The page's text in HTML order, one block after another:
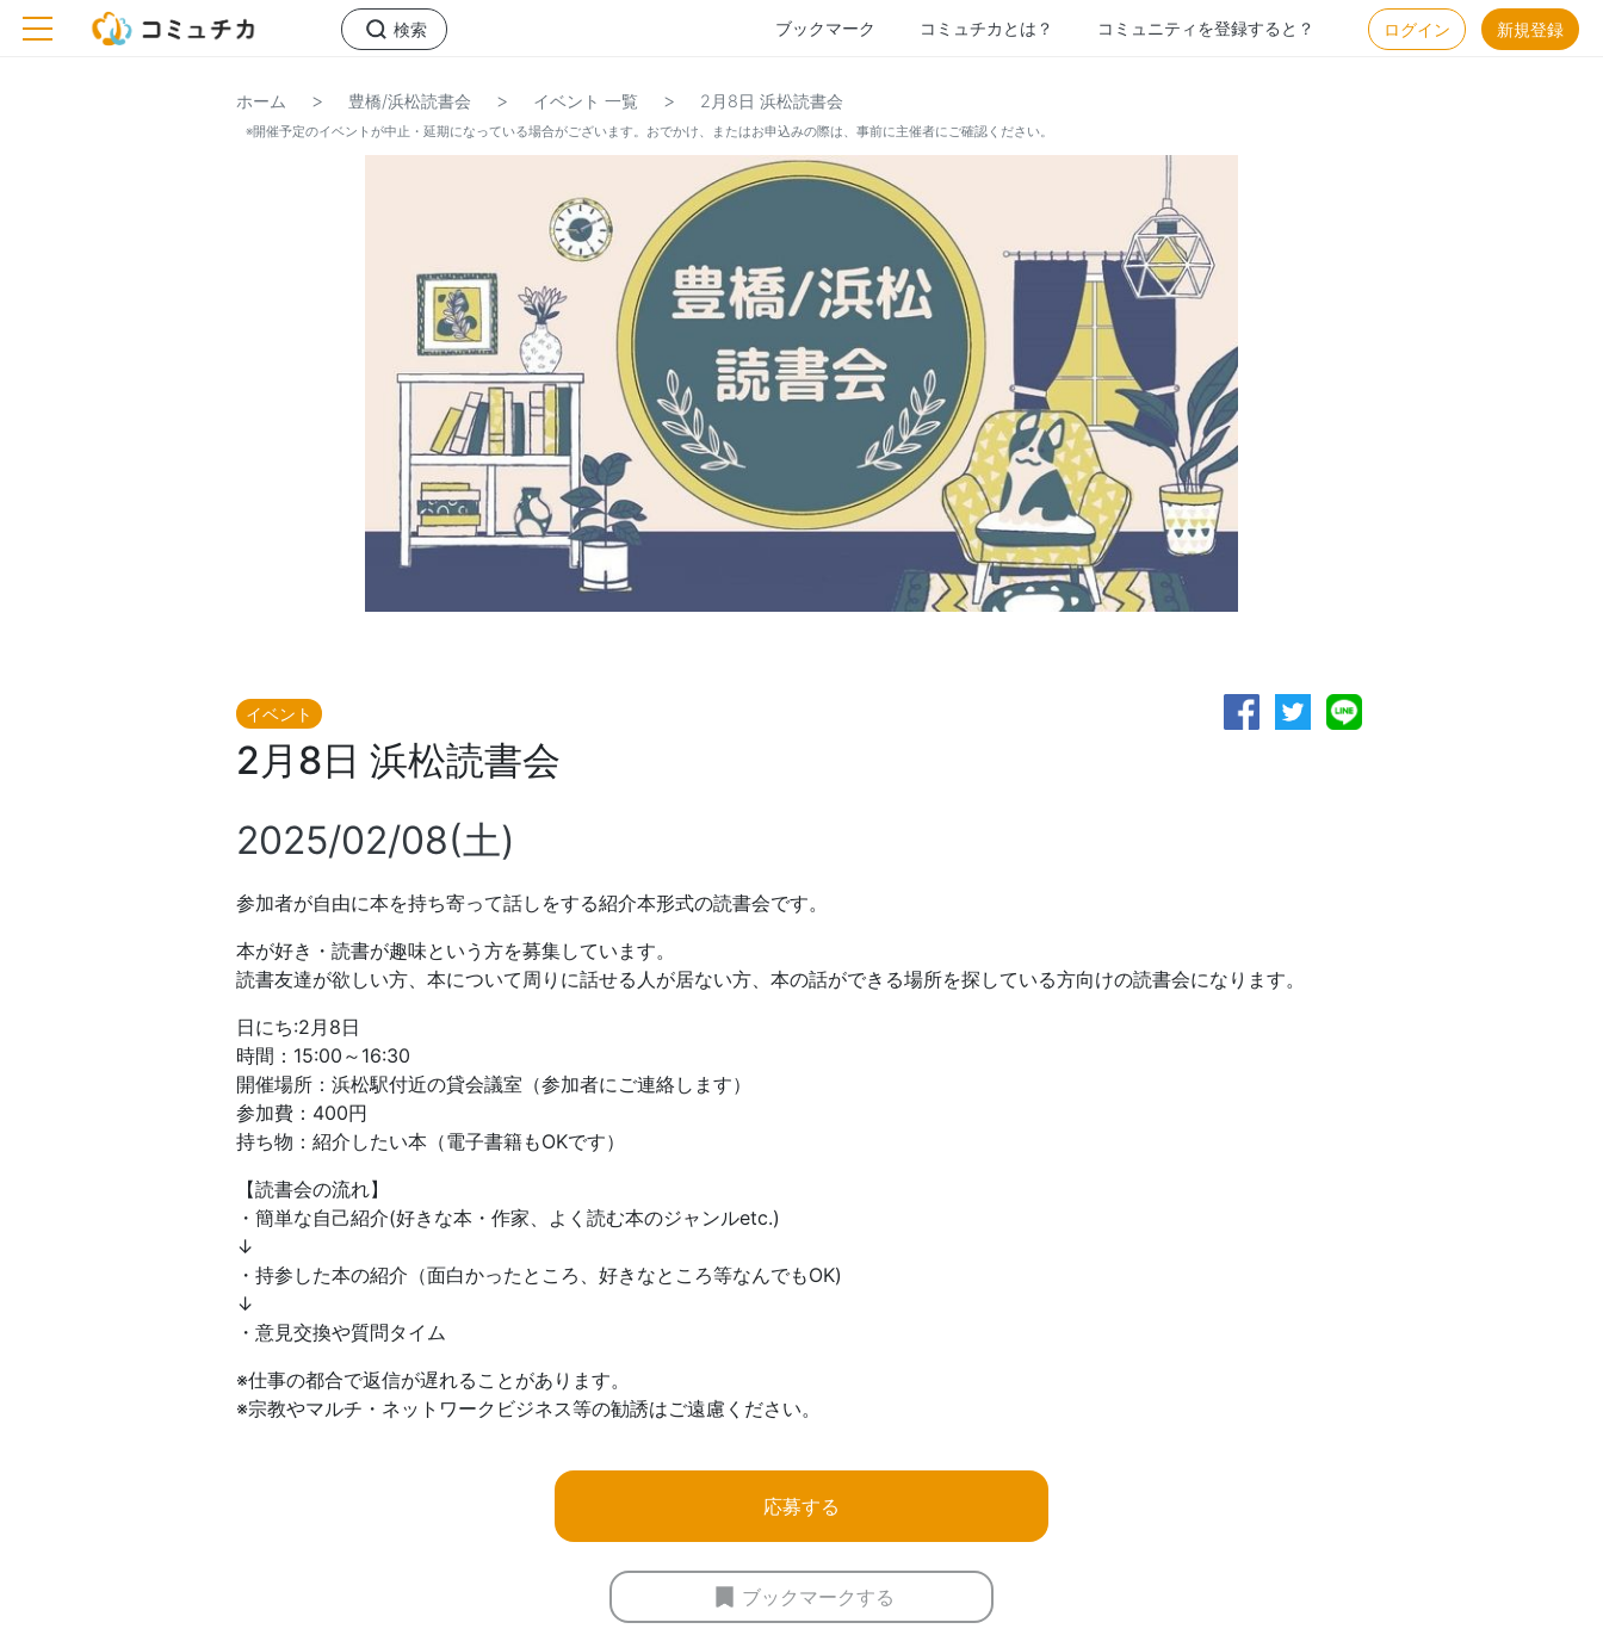
toggle navigation 検索 ブックマーク コミュチカとは？ コミュニティを登録すると？ ログイン 新規登録
ホーム > 豊橋/浜松読書会 > イベント 一覧 > 2月8日 浜松読書会
※開催予定のイベントが中止・延期になっている場合がございます。おでかけ、またはお申込みの際は、事前に主催者にご確認ください。
イベント
2月8日 浜松読書会
2025/02/08(土)
参加者が自由に本を持ち寄って話しをする紹介本形式の読書会です。
本が好き・読書が趣味という方を募集しています。
読書友達が欲しい方、本について周りに話せる人が居ない方、本の話ができる場所を探している方向けの読書会になります。
日にち:2月8日
時間：15:00～16:30
開催場所：浜松駅付近の貸会議室（参加者にご連絡します）
参加費：400円
持ち物：紹介したい本（電子書籍もOKです）
【読書会の流れ】
・簡単な自己紹介(好きな本・作家、よく読む本のジャンルetc.)
↓
・持参した本の紹介（面白かったところ、好きなところ等なんでもOK)
↓
・意見交換や質問タイム
※仕事の都合で返信が遅れることがあります。
※宗教やマルチ・ネットワークビジネス等の勧誘はご遠慮ください。
応募する
ブックマークする